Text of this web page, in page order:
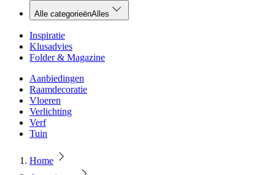
Alle categorieënAlles
Inspiratie
Klusadvies
Folder & Magazine
Aanbiedingen
Raamdecoratie
Vloeren
Verlichting
Verf
Tuin
Home